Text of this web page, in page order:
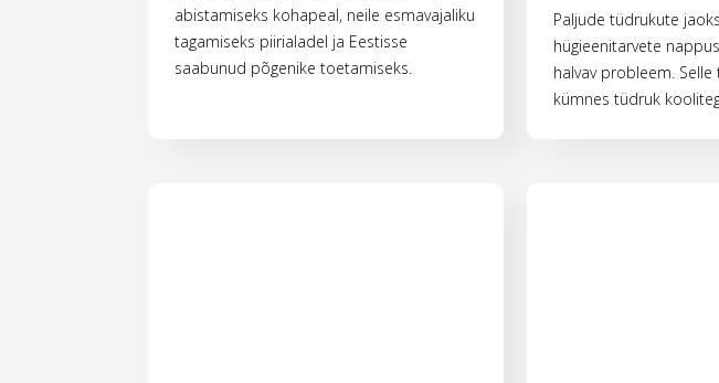
abistamiseks kohapeal, neile esmavajaliku
tagamiseks piirialadel ja Eestisse
saabunud põgenike toetamiseks.
Paljude tüdrukute
hügieenitarvete
halvav probleem.
kümnes tüdruk